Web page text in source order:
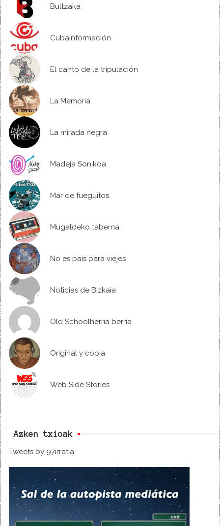
Bultzaka
Cubainformación
El canto de la tripulación
La Memoria
La mirada negra
Madeja Sonikoa
Mar de fueguitos
Mugaldeko taberna
No es país para viejes
Noticias de Bizkaia
Old Schoolherria berria
Original y copia
Web Side Stories
Azken txioak
Tweets by 97irratia